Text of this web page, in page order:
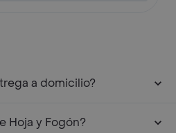
a domicilio?
Hoja y Fogón?